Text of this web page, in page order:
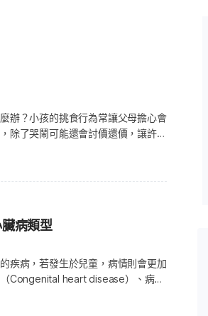
：粉
起來較
或哭
或情
互
痛、
疹，建
少家
布，
辦？小孩的挑食行為常讓父母擔心會
除了哭鬧可能還會討價還價，讓許多
習慣呢？本文將教您幾招，讓孩子願
飯可不能光靠逼迫，這樣可能會讓
示，小孩通常需要接觸或嘗試某種食
用餐時間 父母們需設定固定的正餐
一旦餓了就會吃東西（且通常是選喜
這樣會使他們因為沒辦法吃零食，而
桌上與家人一起用餐。 2. 注意吃飯
如果孩子不喜歡某道菜，不妨試試
病類型
疾病，若發生於兒童，病情則會更加
Congenital heart disease）、病毒
臟病。 隨著現代醫學進
受到控制、甚至可能痊癒，能夠擁有